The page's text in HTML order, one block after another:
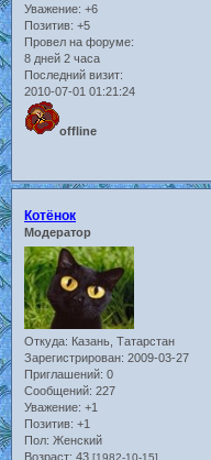
Уважение: +6
Позитив: +5
Провел на форуме:
8 дней 2 часа
Последний визит:
2010-07-01 01:21:24
offline
Котёнок
Модератор
Откуда: Казань, Татарстан
Зарегистрирован: 2009-03-27
Приглашений: 0
Сообщений: 227
Уважение: +1
Позитив: +1
Пол: Женский
Возраст: 43 [1982-10-15]